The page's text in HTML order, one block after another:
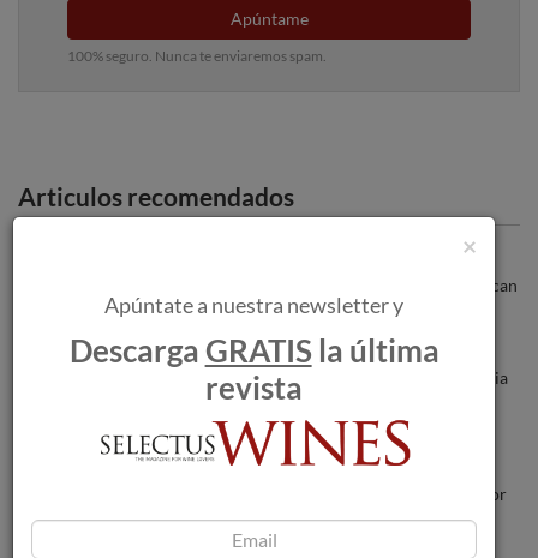
Apúntame
100% seguro. Nunca te enviaremos spam.
Articulos recomendados
bodegas a medida que las llamas se acercan
a Burdeos.
Jornadas DOP Jumilla en Madrid: Esencia
del presente, mirada hacia el futuro.
Tío Pepe en rama 2014, puro zumo de flor
×
Apúntate a nuestra newsletter y
DescargaGRATIS la última
revista